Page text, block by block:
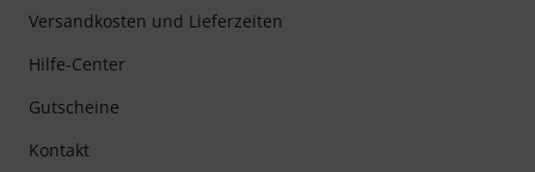
Versandkosten und Lieferzeiten
Hilfe-Center
Gutscheine
Kontakt